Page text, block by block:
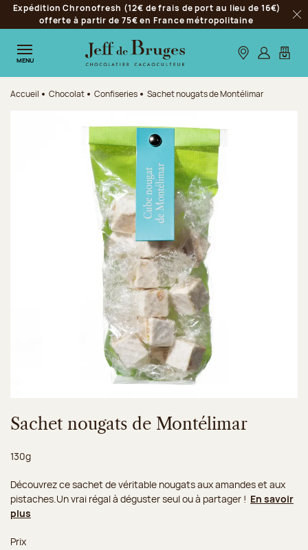
Aller à la navigation
Aller au contenu principal
Aller au pied de page
Expédition Chronofresh (12€ de frais de port au lieu de 16€)
offerte à partir de 75€ en France métropolitaine
MENU Nos boutiques
S’identifier
Mon
Accueil Chocolat Confiseries Sachet nougats de Montélimar
Sachet nougats de Montélimar
Poids net :
130g
Découvrez ce sachet de véritable nougats aux amandes et aux
pistaches.Un vrai régal à déguster seul ou à partager ! En savoir
plus
Prix